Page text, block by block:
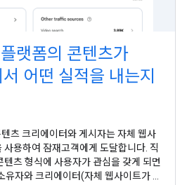
랫폼의 콘텐츠가
어떤 실적을 내는지
츠 크리에이터와 게시자는 자체 웹사
사용하여 잠재고객에게 도달합니다. 직
츠 형식에 사용자가 관심을 갖게 되면
자와 크리에이터(자체 웹사이트가 없